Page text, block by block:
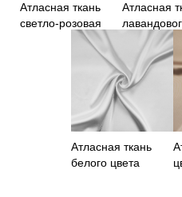
Атласная ткань
светло-розовая
Атласная
Атласная ткань
белого цвета